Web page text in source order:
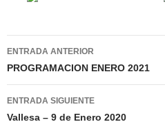
Navegación
de
entradas
ENTRADA ANTERIOR
PROGRAMACION ENERO 2021
ENTRADA SIGUIENTE
Vallesa – 9 de Enero 2020